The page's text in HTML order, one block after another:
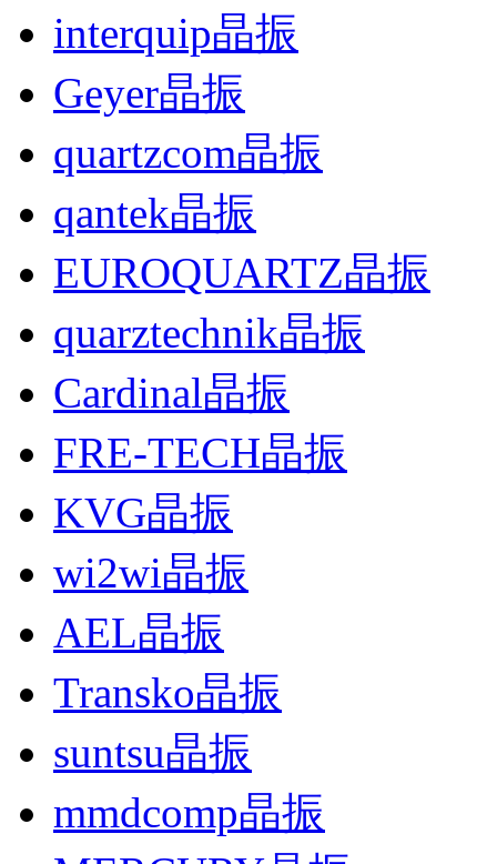
interquip晶振
Geyer晶振
quartzcom晶振
qantek晶振
EUROQUARTZ晶振
quarztechnik晶振
Cardinal晶振
FRE-TECH晶振
KVG晶振
wi2wi晶振
AEL晶振
Transko晶振
suntsu晶振
mmdcomp晶振